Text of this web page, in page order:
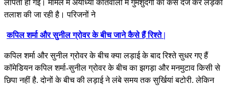
लापता हो गई। मामले में अयोध्या कोतवाली में गुमशुदगी का केस दर्ज कर लड़की
तलाश की जा रही है। परिजनों ने
कपिल शर्मा और सुनील ग्रोवर के बीच जाने कैसे हैं रिश्ते |
कपिल शर्मा और सुनील ग्रोवर के बीच क्या लड़ाई के बाद रिश्ते सुधर गए हैं
कॉमेडियन कपिल शर्मा-सुनील ग्रोवर के बीच का झगड़ा और मनमुटाव किसी से
छिपा नहीं है. दोनों के बीच की लड़ाई ने लंबे समय तक सुर्खियां बटोरी. लेकिन